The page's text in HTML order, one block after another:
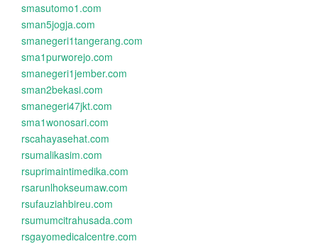
smasutomo1.com
sman5jogja.com
smanegeri1tangerang.com
sma1purworejo.com
smanegeri1jember.com
sman2bekasi.com
smanegeri47jkt.com
sma1wonosari.com
rscahayasehat.com
rsumalikasim.com
rsuprimaintimedika.com
rsarunlhokseumaw.com
rsufauziahbireu.com
rsumumcitrahusada.com
rsgayomedicalcentre.com